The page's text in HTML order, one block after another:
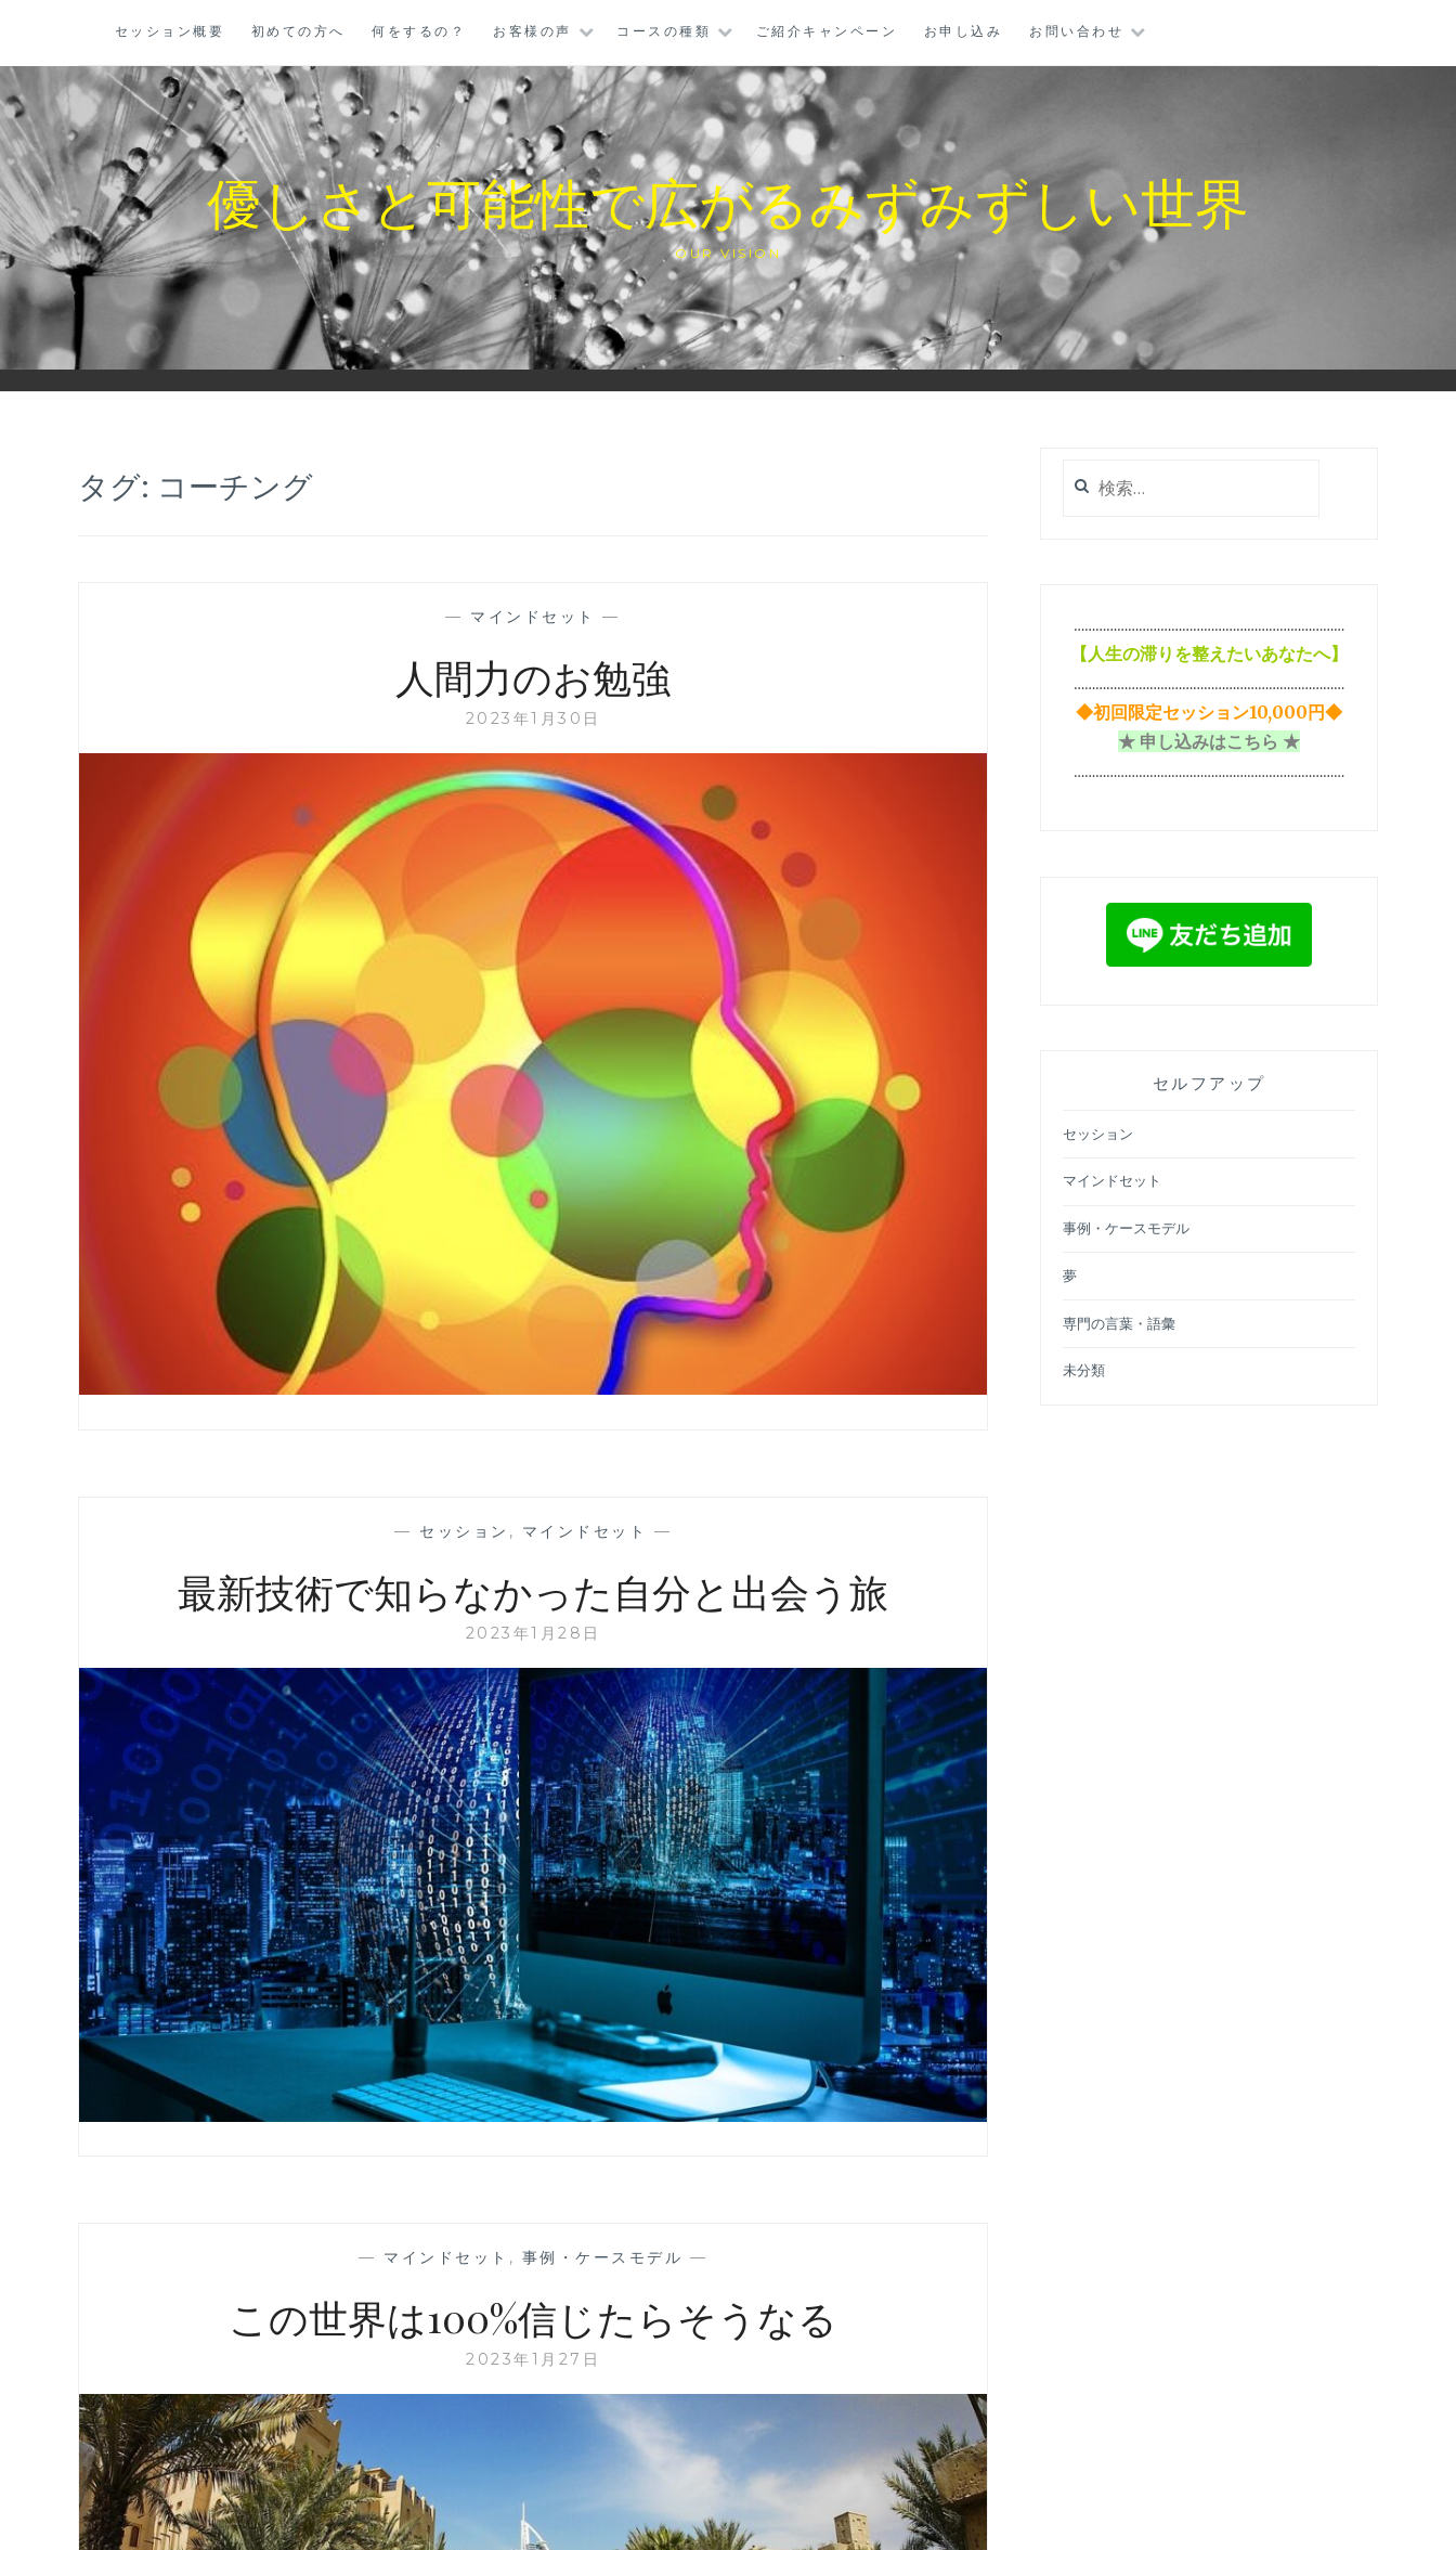
テ
ン
ツ
に
ス
キ
ッ
プ
セッション概要 初めての方へ 何をするの？ お客様の声 コースの種類 ご紹介キャンペーン お申し込み お問い合わせ
優しさと可能性で広がるみずみずしい世界
OUR VISION
タグ: コーチング
— マインドセット —
人間力のお勉強
2023年1月30日
— セッション , マインドセット —
最新技術で知らなかった自分と出会う旅
2023年1月28日
— マインドセット , 事例・ケースモデル —
この世界は100%信じたらそうなる
2023年1月27日
索:
…………………………………………………………………
【人生の滞りを整えたいあなたへ】
…………………………………………………………………
◆初回限定セッション10,000円◆
★ 申し込みはこちら ★
…………………………………………………………………
セルフアップ
セッション
マインドセット
事例・ケースモデル
夢
専門の言葉・語彙
未分類